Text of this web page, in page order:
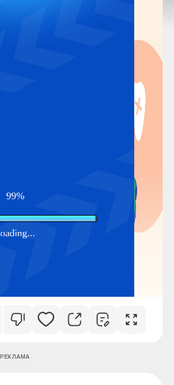
РЕКЛАМА